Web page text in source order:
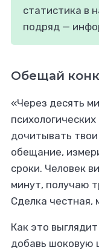
статистика в
подряд —
Обещай
«Через десять
дочитывать
обещание,
сроки. Человек
минут, получаю
Сделка честная,
Как это
добавь шоковую